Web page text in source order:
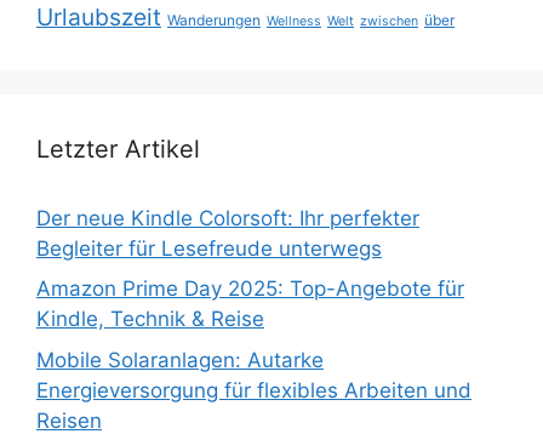
Urlaubszeit Wanderungen Wellness Welt zwischen über
Letzter Artikel
Der neue Kindle Colorsoft: Ihr perfekter
Begleiter für Lesefreude unterwegs
Amazon Prime Day 2025: Top-Angebote für
Kindle, Technik & Reise
Mobile Solaranlagen: Autarke
Energieversorgung für flexibles Arbeiten und
Reisen